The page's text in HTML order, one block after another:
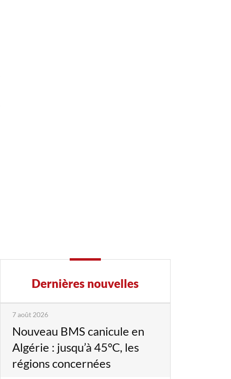
Dernières nouvelles
7 août 2026
Nouveau BMS canicule en
Algérie : jusqu’à 45°C, les
régions concernées